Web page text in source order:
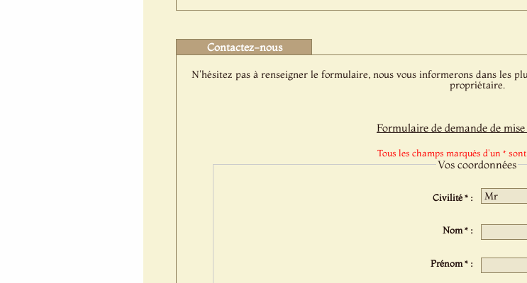
Contactez-nous
N'hésitez pas à renseigner le formulaire, nous vous informerons dans les
propriétaire.
Formulaire de demande de
Tous les champs marqués d'un *
Vos coordonnées
Civilité * :
Nom * :
Prénom * :